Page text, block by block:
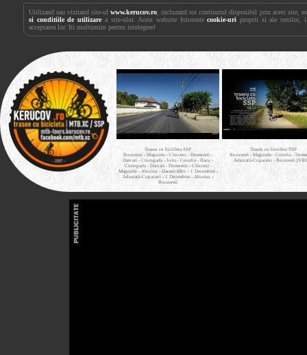
Utilizand sau vizitand site-ulwww.kerucov.ro , incluzand tot continutul disponibil prin acest site,
si conditiile de utilizare a site-ului. Acest website folosestecookie-uri proprii si ale tertilor,
acceptarea lor. Iti multumim pentru intelegere!
Traseu cu bicicleta SSP
Bucuresti - Magurele - Clinceni - Domnesti -
Darvari - Ciorogarla - Joita - Cosoba - Bacu -
Ciorogarla - Darvari - Domnesti - Clinceni -
Magurele - Alunisu - Darasti-Ilfov - 1 Decembrie -
Adunatii-Copaceni - 1 Decembrie - Alunisu -
Bucuresti
Traseu cu bicicleta SSP
Bucuresti - Magurele - Cosoba -
Adunatii-Copaceni - Bucuresti